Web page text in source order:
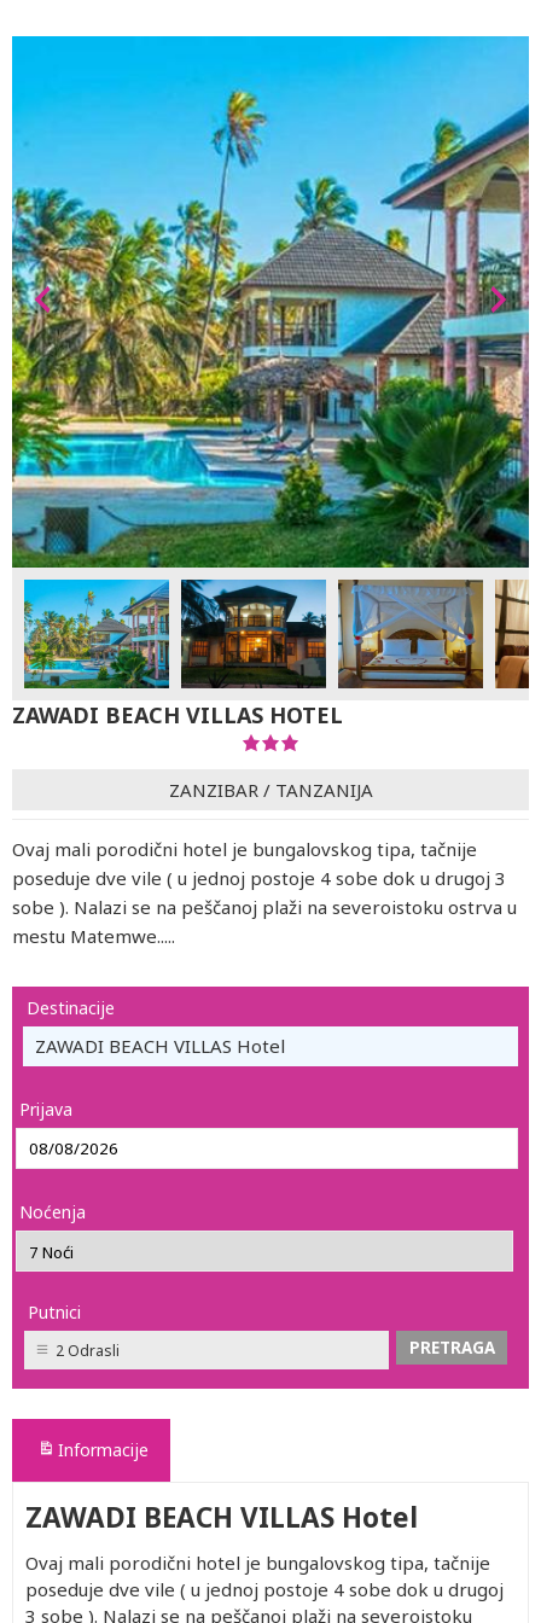
ZAWADI BEACH VILLAS HOTEL
ZANZIBAR / TANZANIJA
Ovaj mali porodični hotel je bungalovskog tipa, tačnije
poseduje dve vile ( u jednoj postoje 4 sobe dok u drugoj 3
sobe ). Nalazi se na peščanoj plaži na severoistoku ostrva u
mestu Matemwe.....
Destinacije
ZAWADI BEACH VILLAS Hotel
Prijava
Noćenja
Putnici
2 Odrasli
Informacije
ZAWADI BEACH VILLAS Hotel
Ovaj mali porodični hotel je bungalovskog tipa, tačnije
poseduje dve vile ( u jednoj postoje 4 sobe dok u drugoj
3 sobe ). Nalazi se na peščanoj plaži na severoistoku